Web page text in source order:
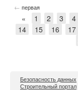
← первая
« 1 2 3 4
14
15 16 17
Безопасность данных
Строительный портал